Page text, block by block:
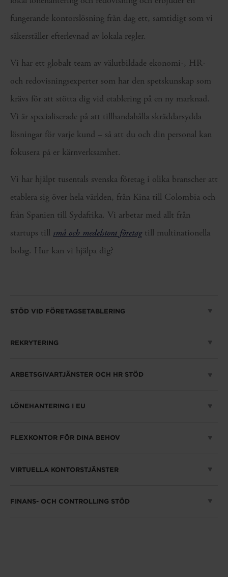
fungerande kontorslösning från dag ett, samtidigt som vi
säkerställer efterlevnad av lokala regler.
Vi har ett globalt team av välutbildade ekonomi-, HR-
och redovisningsexperter som har den spetskunskap som
krävs för att stötta dig vid etablering på en ny marknad.
Vi är specialiserade på att tillhandahålla skräddarsydda
lösningar för varje kund – så att du och din personal kan
fokusera på er kärnverksamhet.
Vi har hjälpt tusentals svenska företag i olika branscher att
etablera sig över hela världen, från Kina till Colombia och
från Spanien till Sydafrika. Vi arbetar med allt från
startups till små och medelstora företagtill multinationella
bolag. Hur kan vi hjälpa dig?
STÖD VID FÖRETAGSETABLERING
REKRYTERING
ARBETSGIVARTJÄNSTER OCH HR STÖD
LÖNEHANTERING I EU
FLEXKONTOR FÖR DINA BEHOV
VIRTUELLA KONTORSTJÄNSTER
FINANS- OCH CONTROLLING STÖD